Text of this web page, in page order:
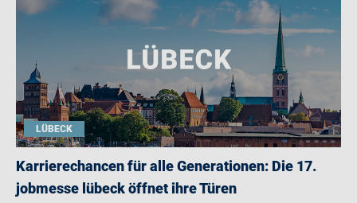
LÜBECK
Karrierechancen für alle Generationen: Die 17.
jobmesse lübeck öffnet ihre Türen